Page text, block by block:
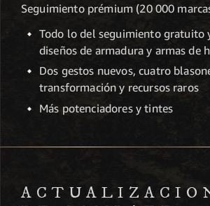
Seguimiento prémium (20 000
Todo lo del seguimiento gratuito
diseños de armadura y armas de
Dos gestos nuevos, cuatro
transformación y recursos raros
Más potenciadores y tintes